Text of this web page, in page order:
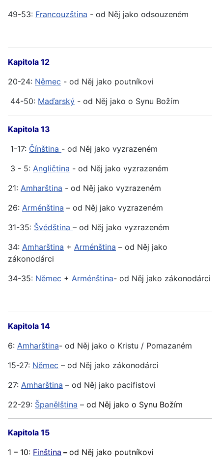
49-53: Francouzština - od Něj jako odsouzeném
Kapitola 12
20-24: Němec - od Něj jako poutníkovi
44-50: Maďarský - od Něj jako o Synu Božím
Kapitola 13
1-17: Čínština - od Něj jako vyzrazeném
3 - 5: Angličtina - od Něj jako vyzrazeném
21: Amharština - od Něj jako vyzrazeném
26: Arménština – od Něj jako vyzrazeném
31-35: Švédština – od Něj jako vyzrazeném
34: Amharština + Arménština – od Něj jako
zákonodárci
34-35: Němec + Arménština- od Něj jako zákonodárci
Kapitola 14
6: Amharština- od Něj jako o Kristu / Pomazaném
15-27: Němec – od Něj jako zákonodárci
27: Amharština – od Něj jako pacifistovi
22-29: Španělština – od Něj jako o Synu Božím
Kapitola 15
1 – 10: Finština – od Něj jako poutníkovi